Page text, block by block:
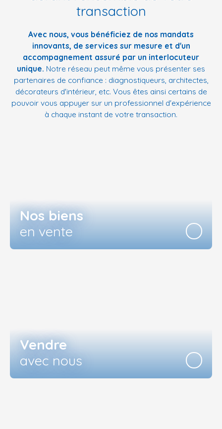
transaction
Avec nous, vous bénéficiez de nos mandats
innovants, de services sur mesure et d'un
accompagnement assuré par un interlocuteur
unique. Notre réseau peut même vous présenter ses
partenaires de confiance : diagnostiqueurs, architectes,
décorateurs d'intérieur, etc. Vous êtes ainsi certains de
pouvoir vous appuyer sur un professionnel d'expérience
à chaque instant de votre transaction.
Nos biens
en vente
Vendre
avec nous